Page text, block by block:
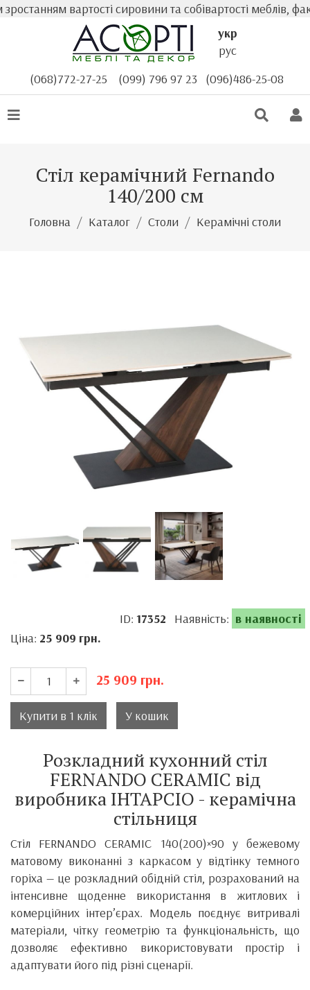
вартості сировини та собівартості меблів,
укр
рус
(068)772-27-25
(099) 796 97 23 (096)486-25-08
Стіл керамічний Fernando
140/200 см
Головна Каталог Столи Керамічні столи
ID: 17352 Наявність: в наявності
Ціна: 25 909 грн.
25 909 грн.
Купити в 1 клік У кошик
Розкладний кухонний стіл
FERNANDO CERAMIC від
виробника ІНТАРСІО - керамічна
стільниця
Стіл FERNANDO CERAMIC 140(200)×90 у бежевому
матовому виконанні з каркасом у відтінку темного
горіха — це розкладний обідній стіл, розрахований на
інтенсивне щоденне використання в житлових і
комерційних інтер’єрах. Модель поєднує витривалі
матеріали, чітку геометрію та функціональність, що
дозволяє ефективно використовувати простір і
адаптувати його під різні сценарії.